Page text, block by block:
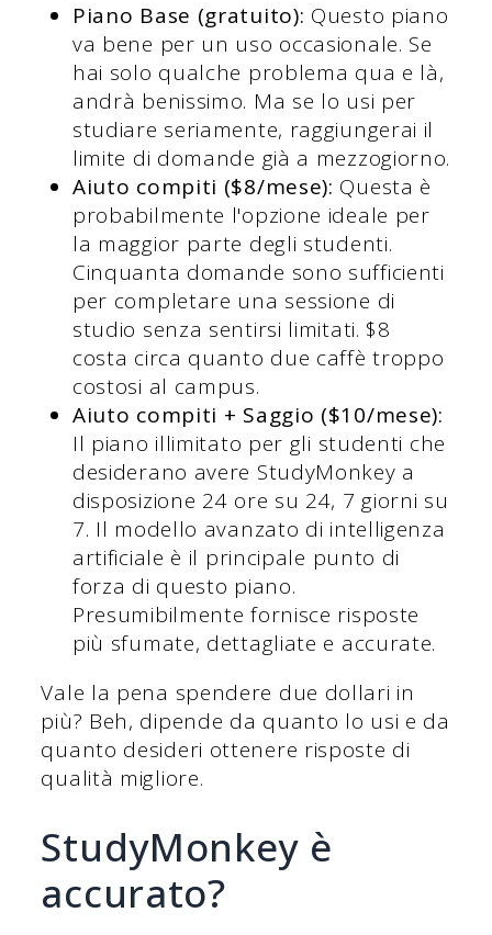
Piano Base (gratuito): Questo piano
va bene per un uso occasionale. Se
hai solo qualche problema qua e là,
andrà benissimo. Ma se lo usi per
studiare seriamente, raggiungerai il
limite di domande già a mezzogiorno.
Aiuto compiti ($8/mese): Questa è
probabilmente l'opzione ideale per
la maggior parte degli studenti.
Cinquanta domande sono sufficienti
per completare una sessione di
studio senza sentirsi limitati. $8
costa circa quanto due caffè troppo
costosi al campus.
Aiuto compiti + Saggio ($10/mese):
Il piano illimitato per gli studenti che
desiderano avere StudyMonkey a
disposizione 24 ore su 24, 7 giorni su
7. Il modello avanzato di intelligenza
artificiale è il principale punto di
forza di questo piano.
Presumibilmente fornisce risposte
più sfumate, dettagliate e accurate.
Vale la pena spendere due dollari in
più? Beh, dipende da quanto lo usi e da
quanto desideri ottenere risposte di
qualità migliore.
StudyMonkey è
accurato?